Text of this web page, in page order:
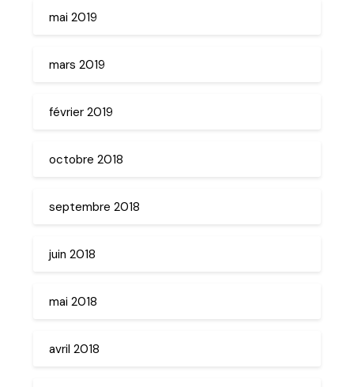
mai 2019
mars 2019
février 2019
octobre 2018
septembre 2018
juin 2018
mai 2018
avril 2018